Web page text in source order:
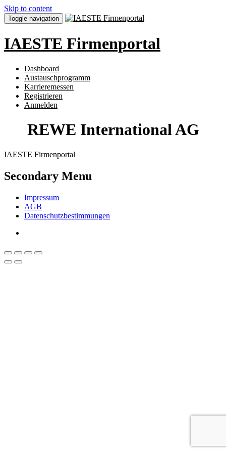
Skip to content
Toggle navigation
IAESTE Firmenportal
Dashboard
Austauschprogramm
Karrieremessen
Registrieren
Anmelden
REWE International AG
IAESTE Firmenportal
Secondary Menu
Impressum
AGB
Datenschutzbestimmungen